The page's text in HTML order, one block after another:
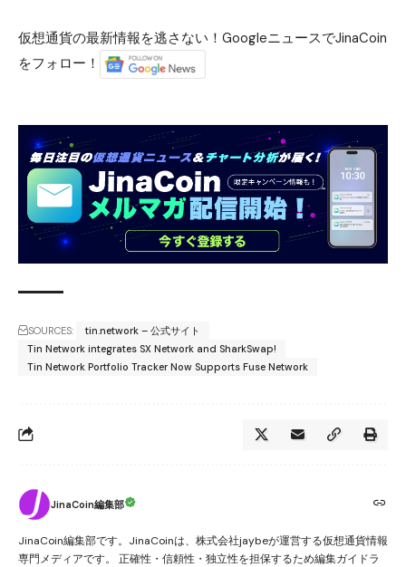
仮想通貨の最新情報を逃さない！GoogleニュースでJinaCoin
をフォロー！
SOURCES:
tin.network – 公式サイト
Tin Network integrates SX Network and SharkSwap!
Tin Network Portfolio Tracker Now Supports Fuse Network
JinaCoin編集部
JinaCoin編集部です。JinaCoinは、株式会社jaybeが運営する仮想通貨情報
専門メディアです。 正確性・信頼性・独立性を担保するため編集ガイドラ